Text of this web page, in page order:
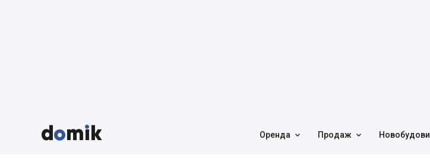


 Оренда  Продаж  Новобудови